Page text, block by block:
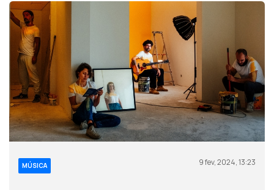
MÚSICA 9 fev, 2024, 13:23